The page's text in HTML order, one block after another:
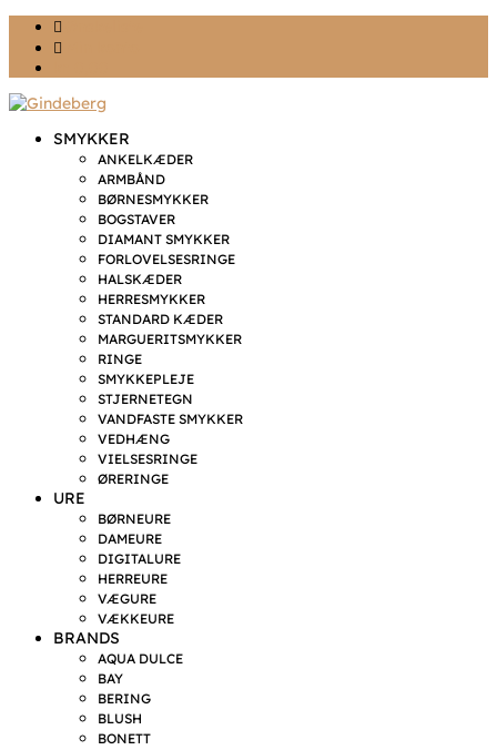
SMYKKER
ANKELKÆDER
ARMBÅND
BØRNESMYKKER
BOGSTAVER
DIAMANT SMYKKER
FORLOVELSESRINGE
HALSKÆDER
HERRESMYKKER
STANDARD KÆDER
MARGUERITSMYKKER
RINGE
SMYKKEPLEJE
STJERNETEGN
VANDFASTE SMYKKER
VEDHÆNG
VIELSESRINGE
ØRERINGE
URE
BØRNEURE
DAMEURE
DIGITALURE
HERREURE
VÆGURE
VÆKKEURE
BRANDS
AQUA DULCE
BAY
BERING
BLUSH
BONETT